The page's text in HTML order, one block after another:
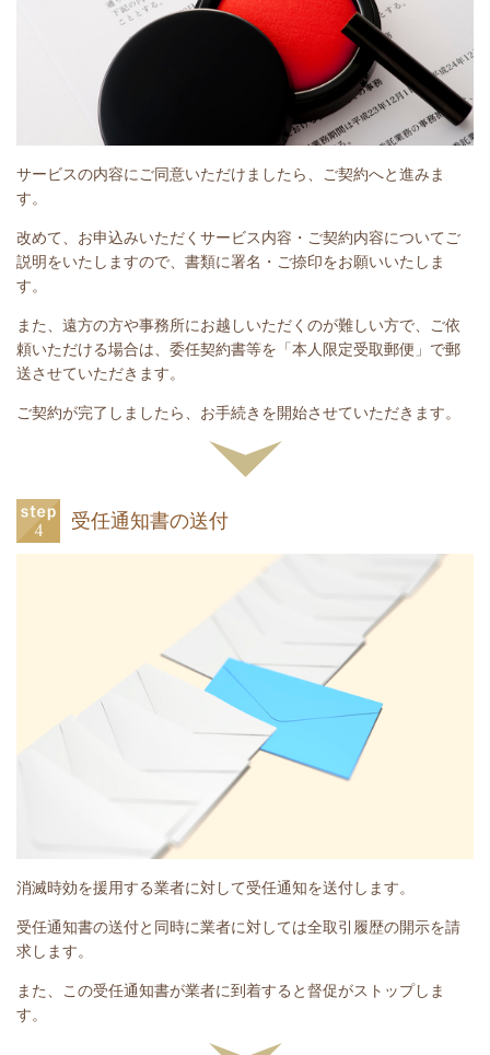
サービスの内容にご同意いただけましたら、ご契約へと進みま
す。
改めて、お申込みいただくサービス内容・ご契約内容についてご
説明をいたしますので、書類に署名・ご捺印をお願いいたしま
す。
また、遠方の方や事務所にお越しいただくのが難しい方で、ご依
頼いただける場合は、委任契約書等を「本人限定受取郵便」で郵
送させていただきます。
ご契約が完了しましたら、お手続きを開始させていただきます。
受任通知書の送付
消滅時効を援用する業者に対して受任通知を送付します。
受任通知書の送付と同時に業者に対しては全取引履歴の開示を請
求します。
また、この受任通知書が業者に到着すると督促がストップしま
す。